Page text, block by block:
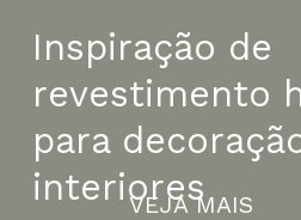
Inspiração de
revestimento
para
interiores
VEJA MAIS